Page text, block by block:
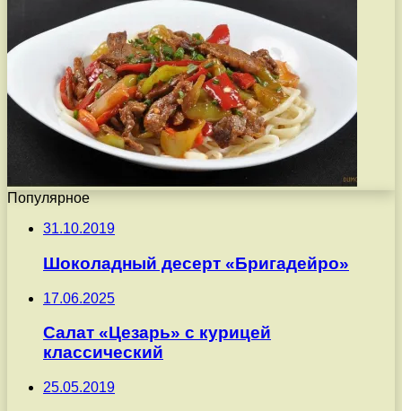
Популярное
31.10.2019
Шоколадный десерт «Бригадейро»
17.06.2025
Салат «Цезарь» с курицей
классический
25.05.2019